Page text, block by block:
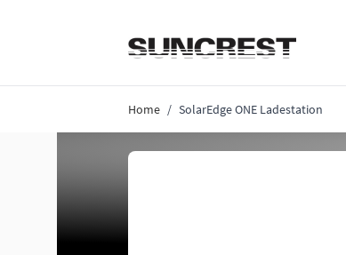
Home / SolarEdge ONE Ladestation